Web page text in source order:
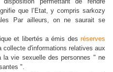
que l’Etat, y compris sarkozy
Par ailleurs, on ne saurait se
et libertés a émis des réserves
d'informations relatives aux
vie sexuelle des personnes " ne
".